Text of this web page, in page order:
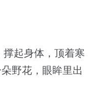
起身体，顶着寒
野花，眼眸里出